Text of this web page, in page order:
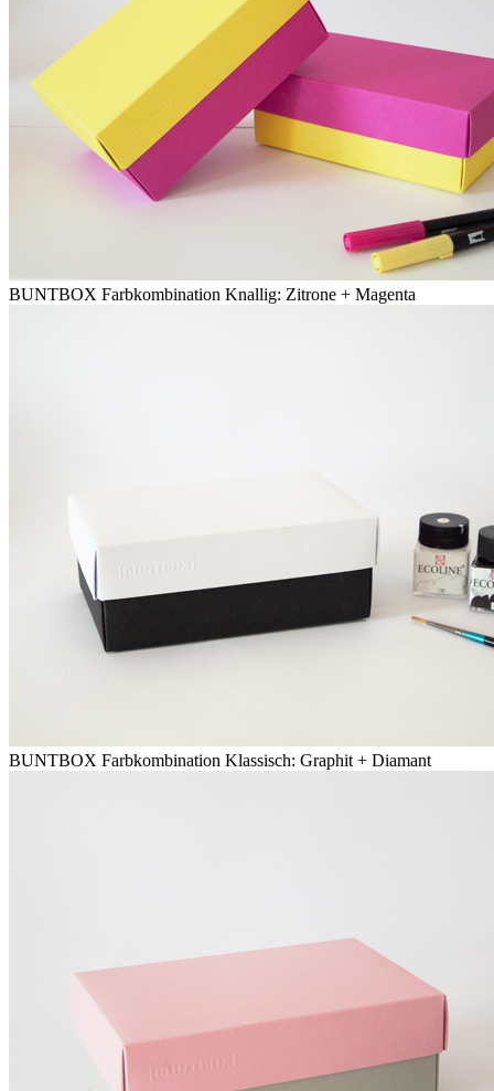
BUNTBOX Farbkombination Knallig: Zitrone + Magenta
BUNTBOX Farbkombination Klassisch: Graphit + Diamant